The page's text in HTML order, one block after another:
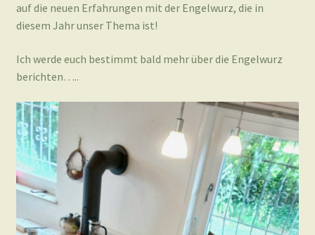
auf die neuen Erfahrungen mit der Engelwurz, die in
diesem Jahr unser Thema ist!
Ich werde euch bestimmt bald mehr über die Engelwurz
berichten…..